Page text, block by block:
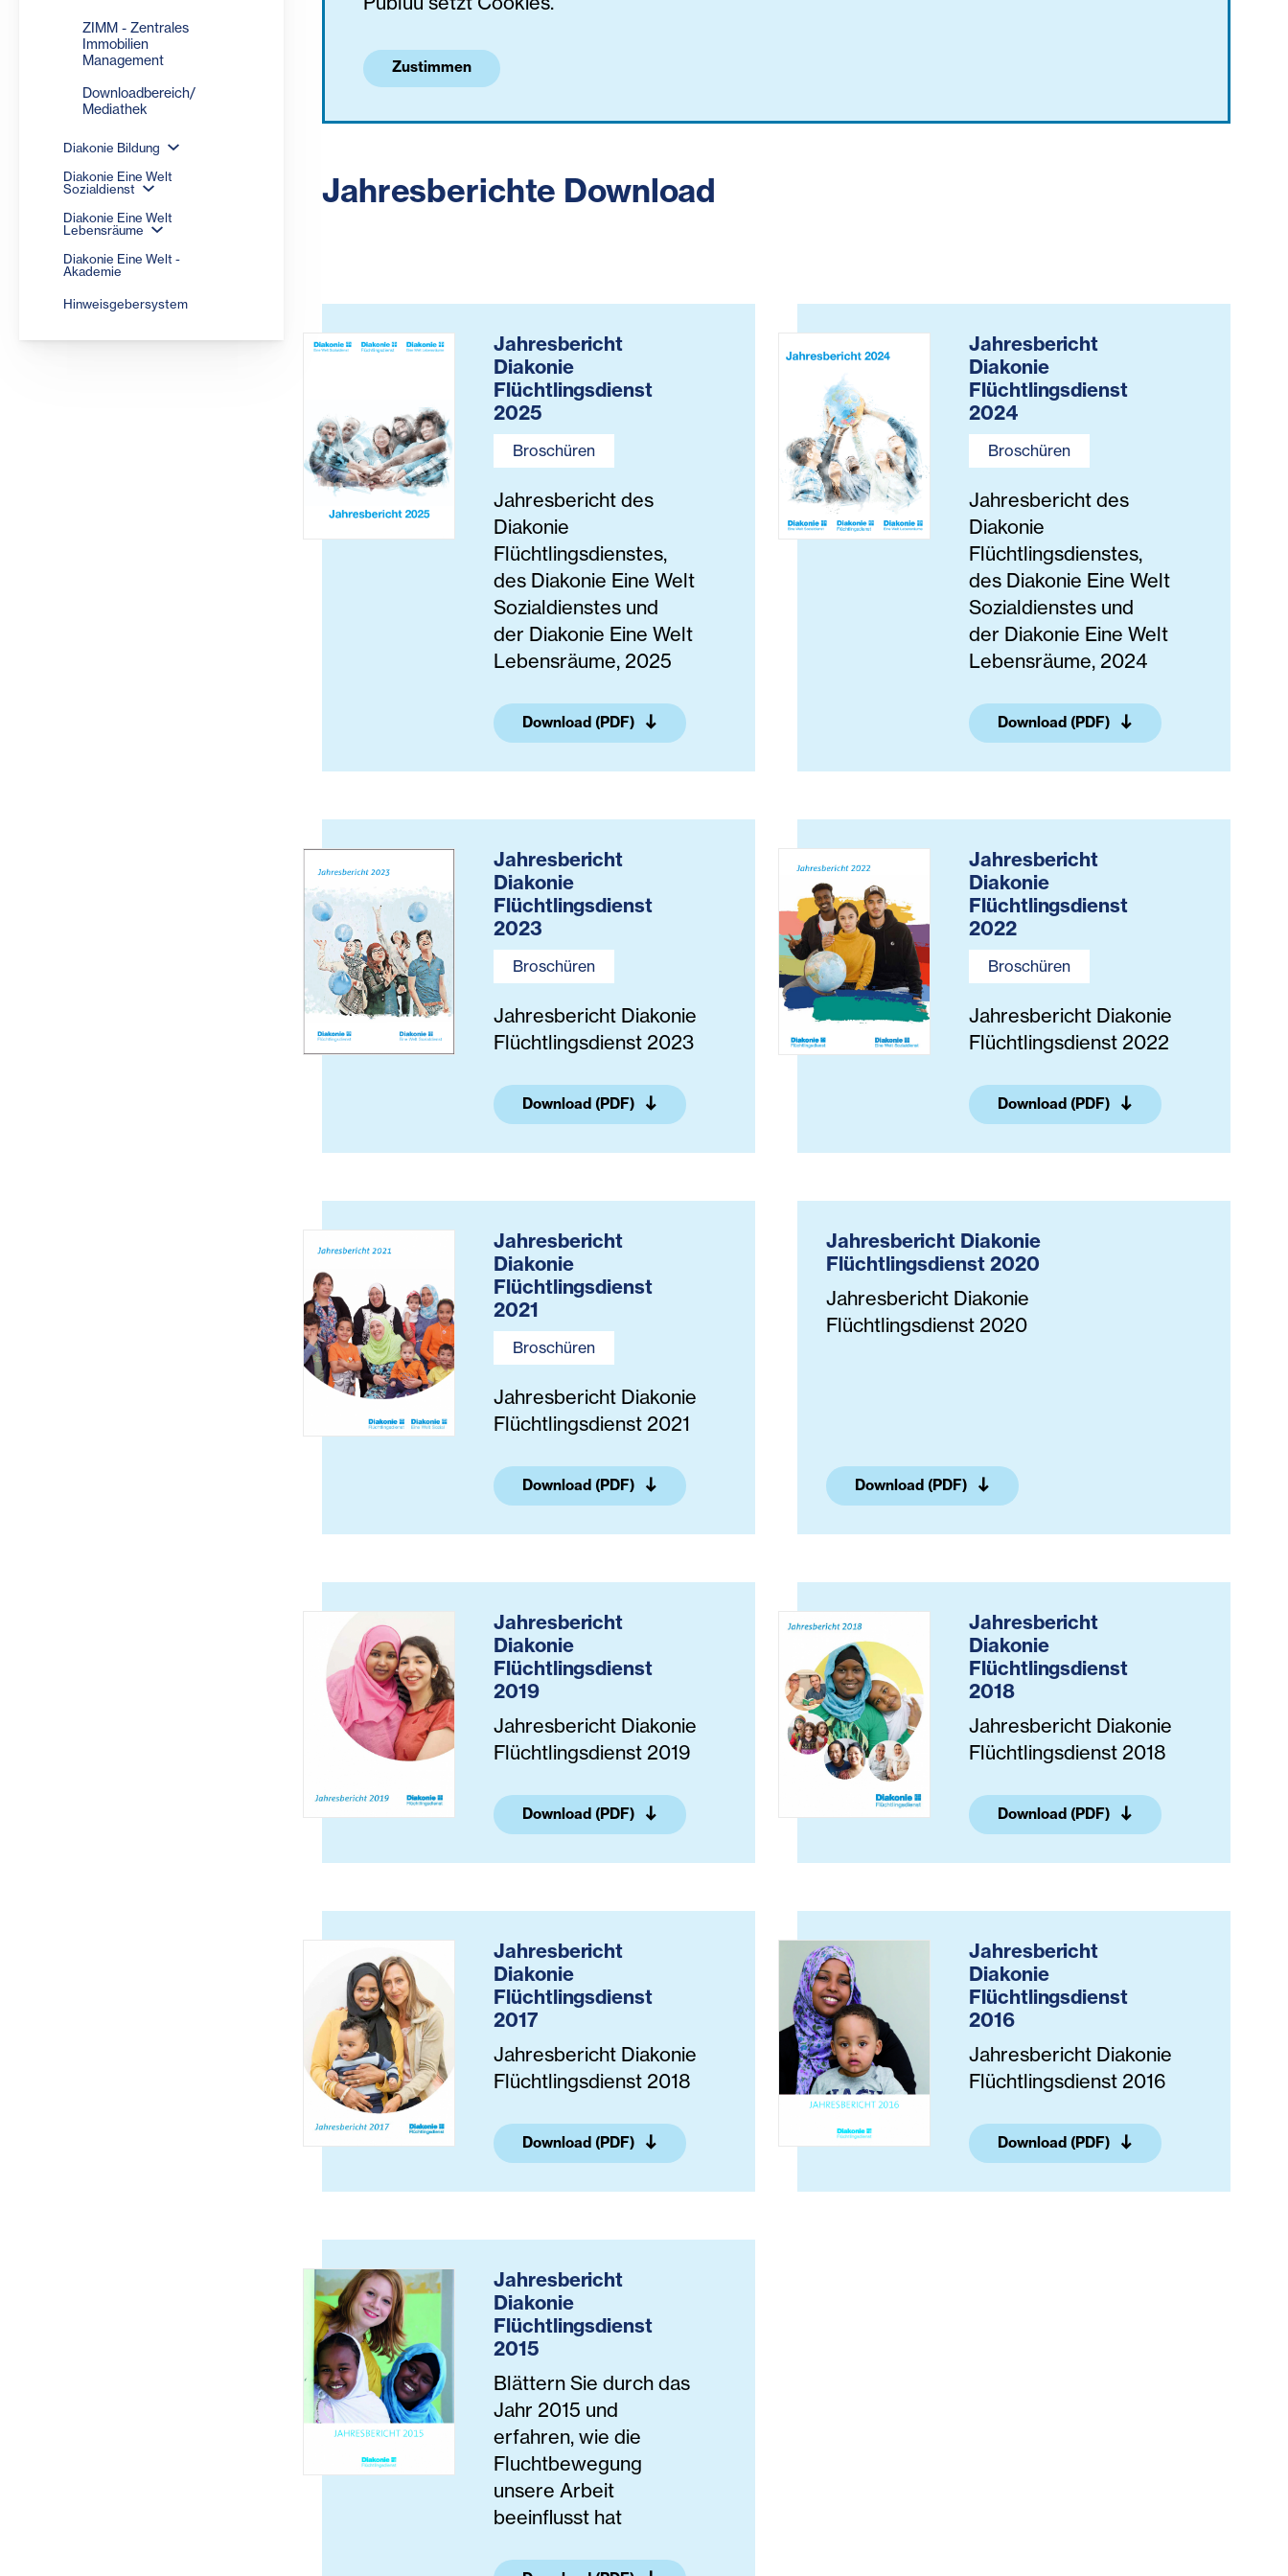
ZIMM - Zentrales
Immobilien
Management
Downloadbereich/
Mediathek
Diakonie Bildung
Diakonie Eine Welt
Sozialdienst
Diakonie Eine Welt
Lebensräume
Diakonie Eine Welt -
Akademie
Hinweisgebersystem
Zustimmen
Jahresberichte Download
Jahresbericht
Diakonie
Flüchtlingsdienst
2025
Broschüren
Jahresbericht des
Diakonie
Flüchtlingsdienstes,
des Diakonie Eine Welt
Sozialdienstes und
der Diakonie Eine Welt
Lebensräume, 2025
Download (PDF)
Jahresbericht
Diakonie
Flüchtlingsdienst
2024
Broschüren
Jahresbericht des
Diakonie
Flüchtlingsdienstes,
des Diakonie Eine Welt
Sozialdienstes und
der Diakonie Eine Welt
Lebensräume, 2024
Download (PDF)
Jahresbericht
Diakonie
Flüchtlingsdienst
2023
Broschüren
Jahresbericht Diakonie
Flüchtlingsdienst 2023
Download (PDF)
Jahresbericht
Diakonie
Flüchtlingsdienst
2022
Broschüren
Jahresbericht Diakonie
Flüchtlingsdienst 2022
Download (PDF)
Jahresbericht
Diakonie
Flüchtlingsdienst
2021
Broschüren
Jahresbericht Diakonie
Flüchtlingsdienst 2021
Download (PDF)
Jahresbericht Diakonie
Flüchtlingsdienst 2020
Jahresbericht Diakonie
Flüchtlingsdienst 2020
Download (PDF)
Jahresbericht
Diakonie
Flüchtlingsdienst
2019
Jahresbericht Diakonie
Flüchtlingsdienst 2019
Download (PDF)
Jahresbericht
Diakonie
Flüchtlingsdienst
2018
Jahresbericht Diakonie
Flüchtlingsdienst 2018
Download (PDF)
Jahresbericht
Diakonie
Flüchtlingsdienst
2017
Jahresbericht Diakonie
Flüchtlingsdienst 2018
Download (PDF)
Jahresbericht
Diakonie
Flüchtlingsdienst
2016
Jahresbericht Diakonie
Flüchtlingsdienst 2016
Download (PDF)
Jahresbericht
Diakonie
Flüchtlingsdienst
2015
Blättern Sie durch das
Jahr 2015 und
erfahren, wie die
Fluchtbewegung
unsere Arbeit
beeinflusst hat